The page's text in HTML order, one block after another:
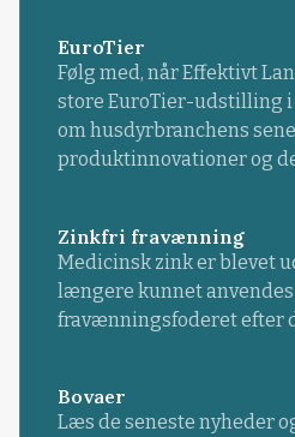
EuroTier
Følg med, når Effektivt
store EuroTier-udstilling i
om husdyrbranchens
produktinnovationer og
Zinkfri fravænning
Medicinsk zink er blevet
længere kunnet anvendes
fravænningsfoderet efter
Bovaer
Læs de seneste nyheder